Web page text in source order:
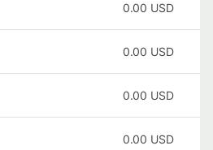
0.00 USD
0.00 USD
0.00 USD
0.00 USD